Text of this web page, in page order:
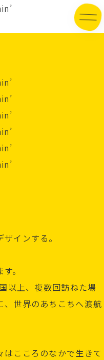
インする。
す。
以上、複数回訪ねた場
、世界のあちこちへ渡航
はこころのなかで生きて